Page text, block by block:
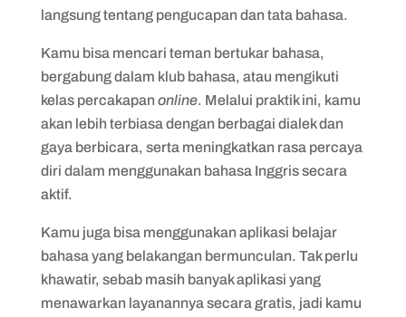
langsung tentang pengucapan dan tata bahasa.
Kamu bisa mencari teman bertukar bahasa,
bergabung dalam klub bahasa, atau mengikuti
kelas percakapanonline. Melalui praktik ini, kamu
akan lebih terbiasa dengan berbagai dialek dan
gaya berbicara, serta meningkatkan rasa percaya
diri dalam menggunakan bahasa Inggris secara
aktif.
Kamu juga bisa menggunakan aplikasi belajar
bahasa yang belakangan bermunculan. Tak perlu
khawatir, sebab masih banyak aplikasi yang
menawarkan layanannya secara gratis, jadi kamu